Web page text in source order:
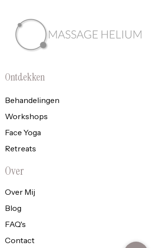
Ontdekken
Behandelingen
Workshops
Face Yoga
Retreats
Over
Over Mij
Blog
FAQ's
Contact